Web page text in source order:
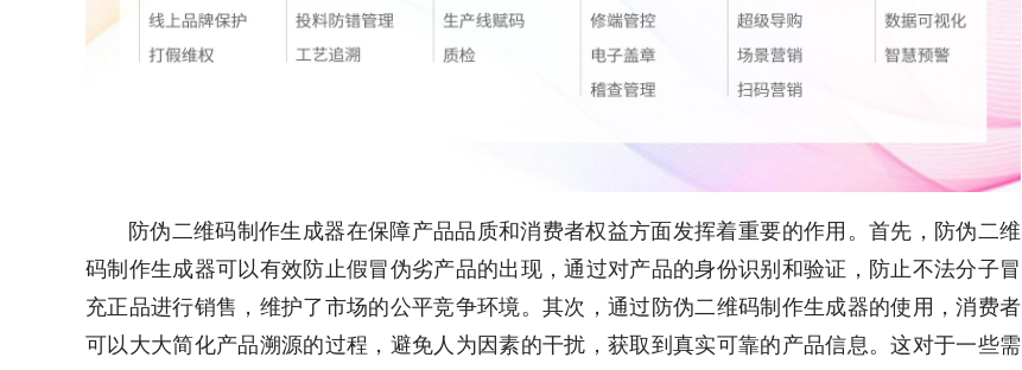
防伪二维码制作生成器在保障产品品质和消费者权益方面发挥着重要的作用。首先，防伪二维
码制作生成器可以有效防止假冒伪劣产品的出现，通过对产品的身份识别和验证，防止不法分子冒
充正品进行销售，维护了市场的公平竞争环境。其次，通过防伪二维码制作生成器的使用，消费者
可以大大简化产品溯源的过程，避免人为因素的干扰，获取到真实可靠的产品信息。这对于一些需